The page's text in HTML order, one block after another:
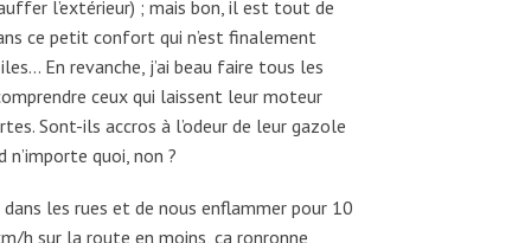
l’extérieur) ; mais bon, il est tout de
ce petit confort qui n’est finalement
En revanche, j’ai beau faire tous les
ceux qui laissent leur moteur
Sont-ils accros à l’odeur de leur gazole
n’importe quoi, non ?
les rues et de nous enflammer pour 10
h sur la route en moins, ça ronronne